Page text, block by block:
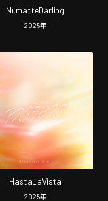
NumatteDarling
2025年
HastaLaVista
2025年